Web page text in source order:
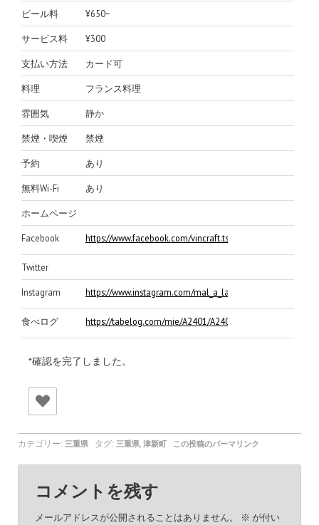
ビール料 ¥650~
サービス料 ¥300
支払い方法 カード可
料理 フランス料理
雰囲気 静か
禁煙・喫煙 禁煙
予約 あり
無料Wi-Fi あり
ホームページ
Facebook https://www.facebook.com/vincraft.tsu
Twitter
Instagram https://www.instagram.com/mal_a_la_tete_/
食べログ https://tabelog.com/mie/A2401/A240101/24014312/
*確認を完了しました。
カテゴリー: 三重県 タグ: 三重県 津新町 この投稿のパーマリンク
コメントを残す
メールアドレスが公開されることはありません。 ※ が付い